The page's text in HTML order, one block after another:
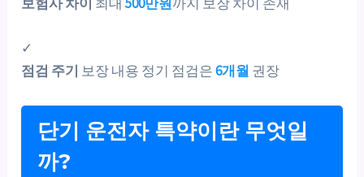
✓
점검 주기 보장 내용 정기 점검은6개월 권장
단기 운전자 특약이란 무엇일
까?